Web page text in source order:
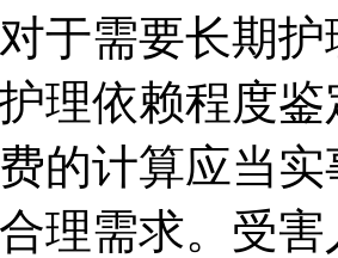
于需要长期
理依赖程度
的计算应当
理需求。受